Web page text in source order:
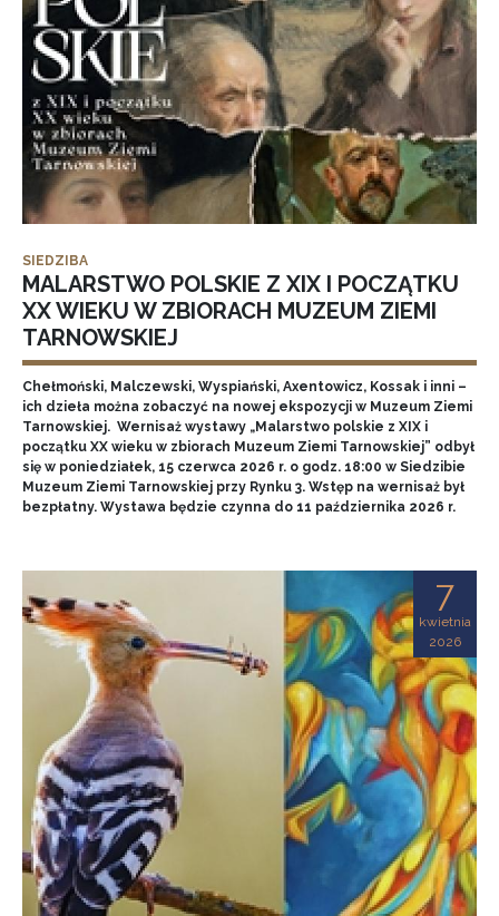
SIEDZIBA
MALARSTWO POLSKIE Z XIX I POCZĄTKU
XX WIEKU W ZBIORACH MUZEUM ZIEMI
TARNOWSKIEJ
Chełmoński, Malczewski, Wyspiański, Axentowicz, Kossak i inni –
ich dzieła można zobaczyć na nowej ekspozycji w Muzeum Ziemi
Tarnowskiej. Wernisaż wystawy „Malarstwo polskie z XIX i
początku XX wieku w zbiorach Muzeum Ziemi Tarnowskiej” odbył
się w poniedziałek, 15 czerwca 2026 r. o godz. 18:00 w Siedzibie
Muzeum Ziemi Tarnowskiej przy Rynku 3. Wstęp na wernisaż był
bezpłatny. Wystawa będzie czynna do 11 października 2026 r.
7
kwietnia
2026